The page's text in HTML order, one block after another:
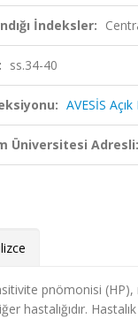
İndeksler:
ss.34-40
AVESİS
Üniversitesi Adresli:
pnömonisi
hastalığıdır.